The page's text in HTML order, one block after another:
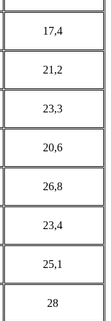
17,4
21,2
23,3
20,6
26,8
23,4
25,1
28